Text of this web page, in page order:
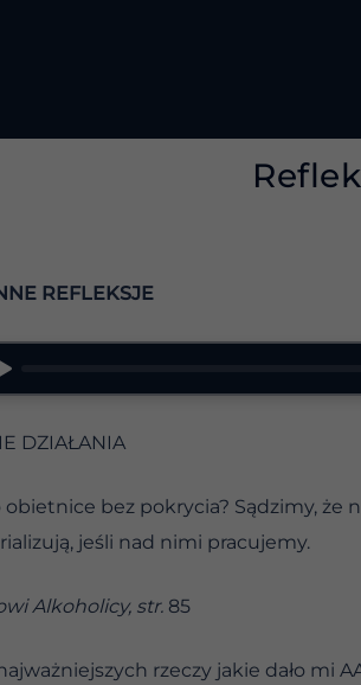
REFLEKSJE
DZIAŁANIA
obietnice bez pokrycia? Sądzimy, że
jeśli nad nimi pracujemy.
Alkoholicy, str. 85
rzeczy jakie dało mi